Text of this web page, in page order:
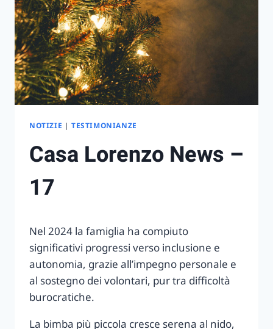
NOTIZIE | TESTIMONIANZE
Casa Lorenzo News –
17
Nel 2024 la famiglia ha compiuto
significativi progressi verso inclusione e
autonomia, grazie all’impegno personale e
al sostegno dei volontari, pur tra difficoltà
burocratiche.
La bimba più piccola cresce serena al nido,